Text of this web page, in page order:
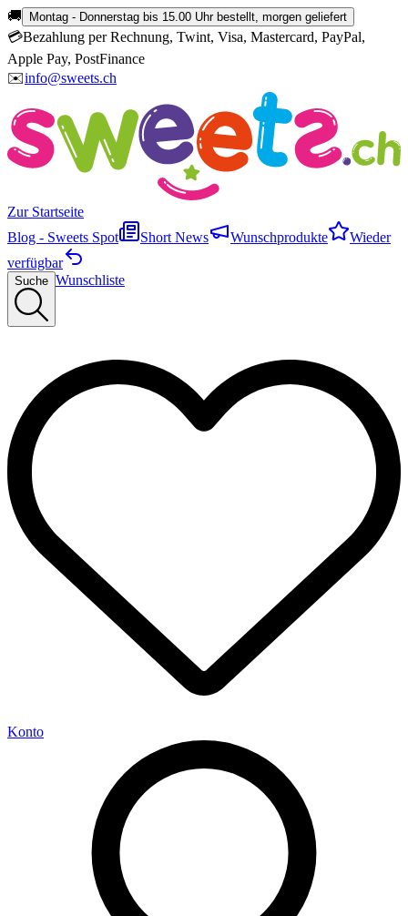
🚚 Montag - Donnerstag bis 15.00 Uhr bestellt, morgen geliefert
💳Bezahlung per Rechnung, Twint, Visa, Mastercard, PayPal,
Apple Pay, PostFinance
✉️info@sweets.ch
Zur Startseite
Blog - Sweets Spot
Short News Wunschprodukte
Wieder
verfügbar
Suche Wunschliste
Konto